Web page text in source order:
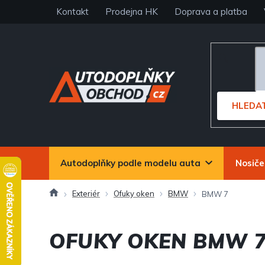
Kontakt Prodejna HK Doprava a platba
Autodoplňky podle modelu auta Nosiče
DomůExteriér Ofuky oken BMW BMW 7
OFUKY OKEN BMW